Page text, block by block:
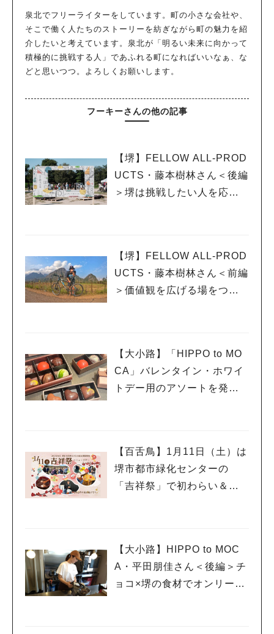
泉北でフリーライターをしています。町の小さな会社や、
そこで働く人たちのストーリーを紡ぎながら町の魅力を紹
介したいと考えています。泉北が「明るい未来に向かって
積極的に挑戦する人」であふれる町になればいいなぁ、な
どと思いつつ。よろしくお願いします。
フーキーさんの他の記事
【堺】FELLOW ALL-PROD
UCTS・藤本樹林さん＜後編
＞堺は挑戦したい人を応援
【堺】FELLOW ALL-PROD
UCTS・藤本樹林さん＜前編
＞価値観を広げる場をつく
【大小路】「HIPPO to MO
CA」バレンタイン・ホワイ
トデー用のアソートを発
【百舌鳥】1月11日（土）は
堺市都市緑化センターの
「吉祥祭」で初わらい＆初
【大小路】HIPPO to MOC
A・平田朋佳さん＜後編＞チ
ョコ×堺の食材でオンリーワ